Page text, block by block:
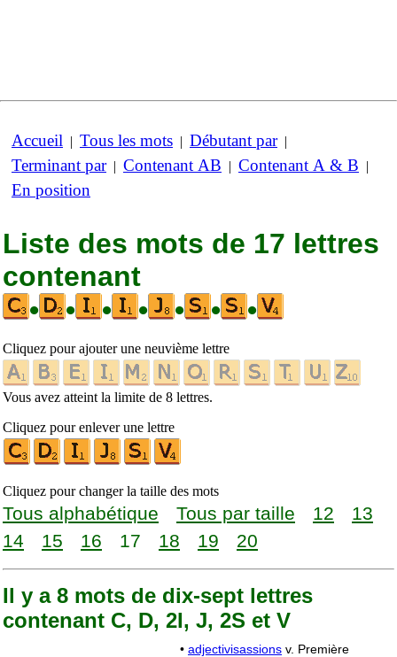
Accueil | Tous les mots | Débutant par|
Terminant par| Contenant AB | Contenant A & B |
En position
Liste des mots de 17 lettres
contenant
•
• • • • • •
Cliquez pour ajouter une neuvième lettre
Vous avez atteint la limite de 8 lettres.
Cliquez pour enlever une lettre
Cliquez pour changer la taille des mots
Tous alphabétique Tous par taille 12
13
14
15 16 17 18 19 20
Il y a 8 mots de dix-sept lettres
contenant C, D, 2I, J, 2S et V
• adjectivisassions v. Première